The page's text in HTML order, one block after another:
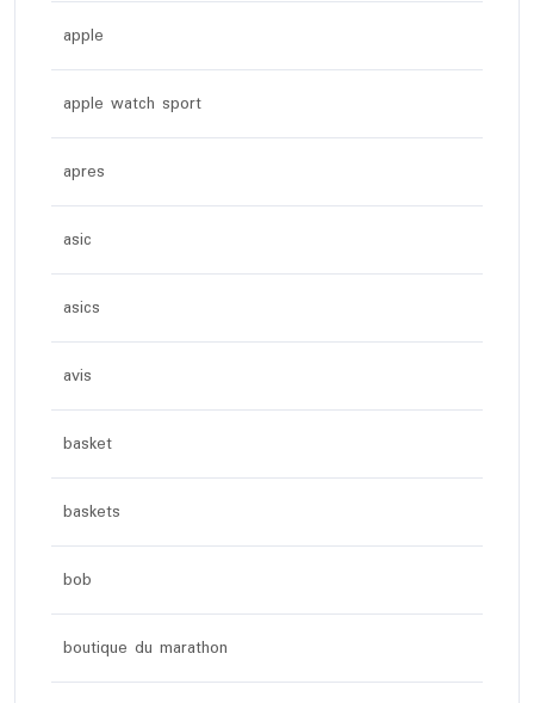
apple
apple watch sport
apres
asic
asics
avis
basket
baskets
bob
boutique du marathon